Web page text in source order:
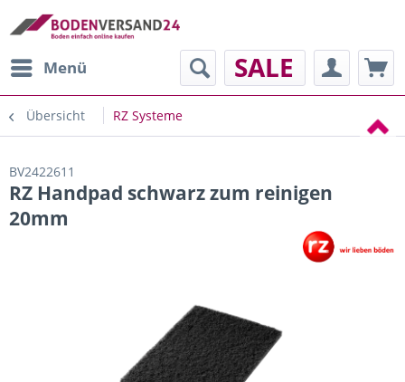
Menü SALE
Übersicht RZ Systeme
BV2422611
RZ Handpad schwarz zum reinigen
20mm